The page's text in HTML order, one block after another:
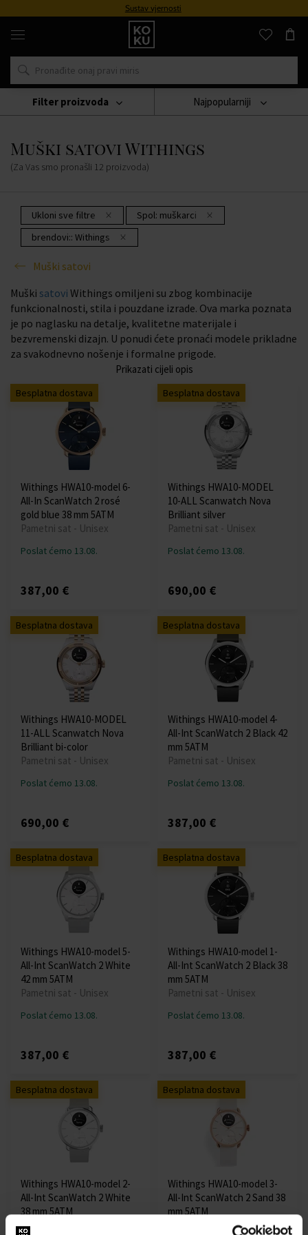
Sustav vjernosti
Originalni
parfemi
satovi
na
mjestu
Sat
Muški Satovi Muški Satovi Withings
Muški satovi Withings
(Za Vas smo pronašli 12 proizvoda)
Najpopularniji
Ukloni sve filtre Spol: muškarci
brendovi:: Withings
Muški satovi
Filter proizvoda
Muški satovi Withings omiljeni su zbog kombinacije
funkcionalnosti, stila i pouzdane izrade. Ova marka poznata
je po naglasku na detalje, kvalitetne materijale i
bezvremenski dizajn. U ponudi ćete pronaći modele prikladne
za svakodnevno nošenje i formalne prigode.
Prikazati cijeli opis
Besplatna dostava
Withings HWA10-model 6-
All-In ScanWatch 2 rosé
gold blue 38 mm 5ATM
Pametni sat - Unisex
Poslat ćemo 13.08.
387,00 €
Besplatna dostava
Withings HWA10-MODEL
10-ALL Scanwatch Nova
Brilliant silver
Pametni sat - Unisex
Poslat ćemo 13.08.
690,00 €
Besplatna dostava
Withings HWA10-MODEL
11-ALL Scanwatch Nova
Brilliant bi-color
Pametni sat - Unisex
Poslat ćemo 13.08.
690,00 €
Besplatna dostava
Withings HWA10-model 4-
All-Int ScanWatch 2 Black 42
mm 5ATM
Pametni sat - Unisex
Poslat ćemo 13.08.
387,00 €
Besplatna dostava
Withings HWA10-model 5-
All-Int ScanWatch 2 White
42 mm 5ATM
Pametni sat - Unisex
Poslat ćemo 13.08.
387,00 €
Besplatna dostava
Withings HWA10-model 1-
All-Int ScanWatch 2 Black 38
mm 5ATM
Pametni sat - Unisex
Poslat ćemo 13.08.
387,00 €
Besplatna dostava
Withings HWA10-model 2-
All-Int ScanWatch 2 White
38 mm 5ATM
Pametni sat - Unisex
Besplatna dostava
Withings HWA10-model 3-
All-Int ScanWatch 2 Sand 38
mm 5ATM
Pametni sat - Unisex